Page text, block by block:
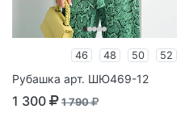
46 48 50 52
Рубашка арт. ШЮ469-12
1 300 1 790